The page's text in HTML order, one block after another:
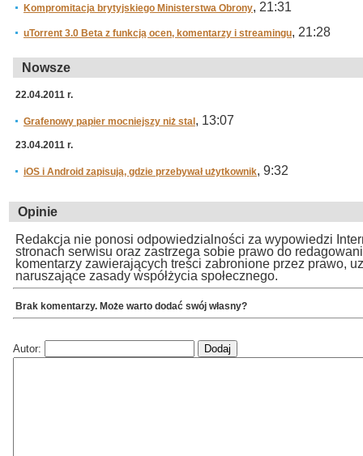
Kompromitacja brytyjskiego Ministerstwa Obrony, 21:31
uTorrent 3.0 Beta z funkcją ocen, komentarzy i streamingu, 21:28
Nowsze
22.04.2011 r.
Grafenowy papier mocniejszy niż stal , 13:07
23.04.2011 r.
iOS i Android zapisują, gdzie przebywał użytkownik, 9:32
Opinie
Redakcja nie ponosi odpowiedzialności za wypowiedzi
stronach serwisu oraz zastrzega sobie prawo do
komentarzy zawierających treści zabronione przez prawo,
naruszające zasady współżycia społecznego.
Brak komentarzy. Może warto dodać swój własny?
Autor: